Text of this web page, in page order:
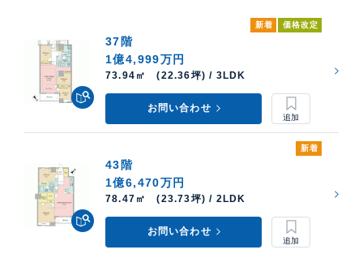
新着 価格改定
37階
1億4,999万円
73.94㎡ (22.36坪) / 3LDK
お問い合わせ
新着
43階
1億6,470万円
78.47㎡ (23.73坪) / 2LDK
お問い合わせ